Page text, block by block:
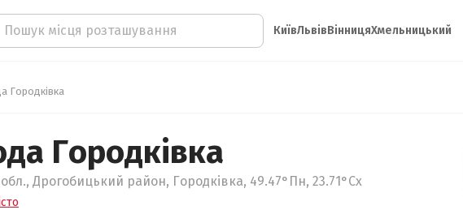
КиївЛьвівВінницяХмельницький
Городківка
Городківка
Дрогобицький район, Городківка, 49.47°Пн, 23.71°Сх